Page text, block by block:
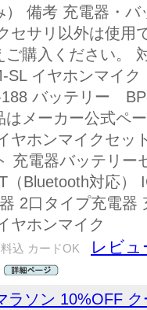
） 備考 充電器・
セサリ以外は使用
ご購入ください
SL イヤホンマイ
バッテリー
はメーカー公式ペ
ヤホンマイクセッ
充電器バッテリー
（Bluetooth対応）
2口タイプ充電器
ヤホンマイク
込 カードOK
レビュ
ラソン 10%OFF